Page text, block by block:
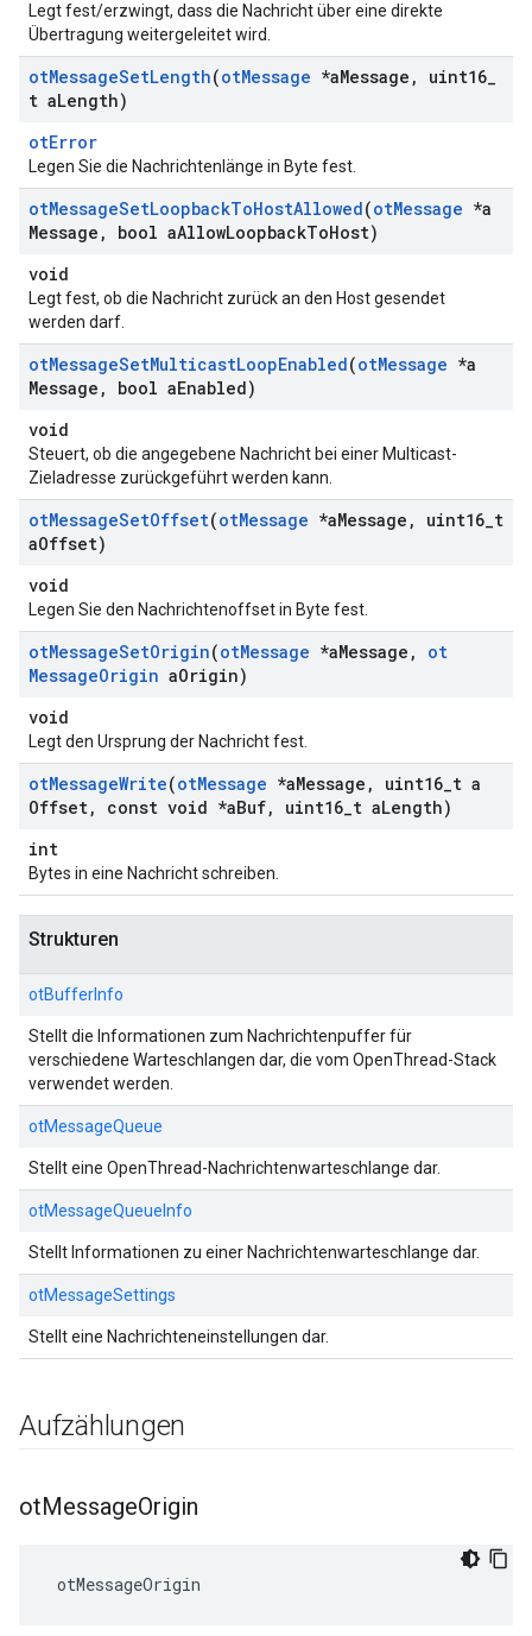
Legt fest/erzwingt, dass die Nachricht über eine direkte
Übertragung weitergeleitet wird.
otMessageSetLength(otMessage *aMessage , uint16
t aLength)
otError
Legen Sie die Nachrichtenlänge in Byte fest.
otMessageSetLoopbackToHostAllowed(otMessage *a
Message , bool aAllowLoopbackToHost)
void
Legt fest, ob die Nachricht zurück an den Host gesendet
werden darf.
otMessageSetMulticastLoopEnabled(otMessage *a
Message , bool aEnabled)
void
Steuert, ob die angegebene Nachricht bei einer Multicast-
Zieladresse zurückgeführt werden kann.
otMessageSetOffset(otMessage *aMessage , uint16 t
aOffset)
void
Legen Sie den Nachrichtenoffset in Byte fest.
otMessageSetOrigin(otMessage *aMessage ,
ot
MessageOrigin aOrigin)
void
Legt den Ursprung der Nachricht fest.
otMessageWrite(otMessage *aMessage , uint16 t a
Offset, const void *aBuf, uint16 t aLength)
int
Bytes in eine Nachricht schreiben.
Strukturen
otBufferInfo
Stellt die Informationen zum Nachrichtenpuffer für
verschiedene Warteschlangen dar, die vom OpenThread-Stack
verwendet werden.
otMessageQueue
Stellt eine OpenThread-Nachrichtenwarteschlange dar.
otMessageQueueInfo
Stellt Informationen zu einer Nachrichtenwarteschlange dar.
otMessageSettings
Stellt eine Nachrichteneinstellungen dar.
Aufzählungen
otMessageOrigin
otMessageOrigin